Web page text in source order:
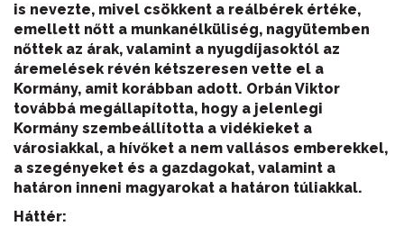
is nevezte, mivel csökkent a reálbérek értéke,
emellett nőtt a munkanélküliség, nagyütemben
nőttek az árak, valamint a nyugdíjasoktól az
áremelések révén kétszeresen vette el a
Kormány, amit korábban adott. Orbán Viktor
továbbá megállapította, hogy a jelenlegi
Kormány szembeállította a vidékieket a
városiakkal, a hívőket a nem vallásos emberekkel,
a szegényeket és a gazdagokat, valamint a
határon inneni magyarokat a határon túliakkal.
Háttér: